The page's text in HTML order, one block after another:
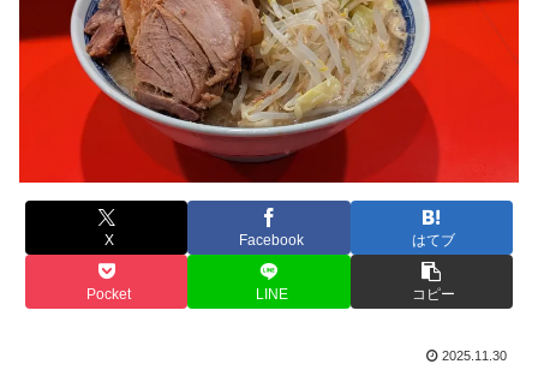
X Facebook はてブ
Pocket LINE コピー
2025.11.30